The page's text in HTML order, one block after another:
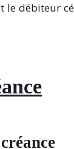
débiteur